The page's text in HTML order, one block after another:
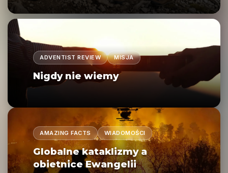
ADVENTIST REVIEW MISJA
Nigdy nie wiemy
AMAZING FACTS WIADOMOŚCI
Globalne kataklizmy a
obietnice Ewangelii